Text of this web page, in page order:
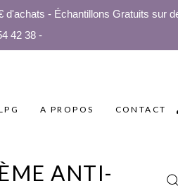
- Échantillons Gratuits sur
42 38 -
A PROPOS CONTACT
ANTI-